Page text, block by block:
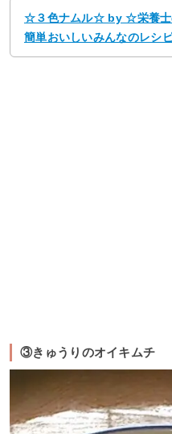
☆３色ナムル☆ by ☆栄養士
簡単おいしいみんなのレシ
③きゅうりのオイキムチ